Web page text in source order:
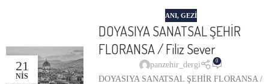
21
NIS
ANI, GEZI
DOYASIYA SANATSAL ŞEHİR
FLORANSA / Filiz Sever
panzehir_dergi 0
DOYASIYA SANATSAL ŞEHİR FLORANSA /